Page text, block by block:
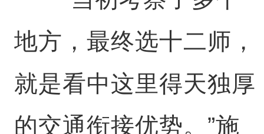
地方，最终选十二师，
就是看中这里得天独厚
的交通衔接优势。”施